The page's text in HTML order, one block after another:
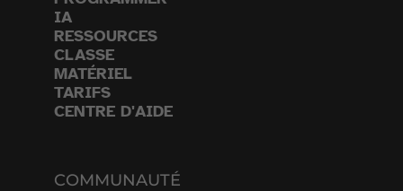
IA
RESSOURCES
CLASSE
MATÉRIEL
TARIFS
CENTRE D'AIDE
COMMUNAUTÉ